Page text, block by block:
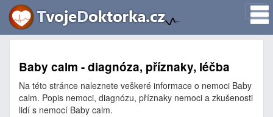
Baby calm - diagnóza, příznaky, léčba
Na této stránce naleznete veškeré informace o nemoci Baby
calm. Popis nemoci, diagnózu, příznaky nemoci a zkušenosti
lidí s nemocí Baby calm.